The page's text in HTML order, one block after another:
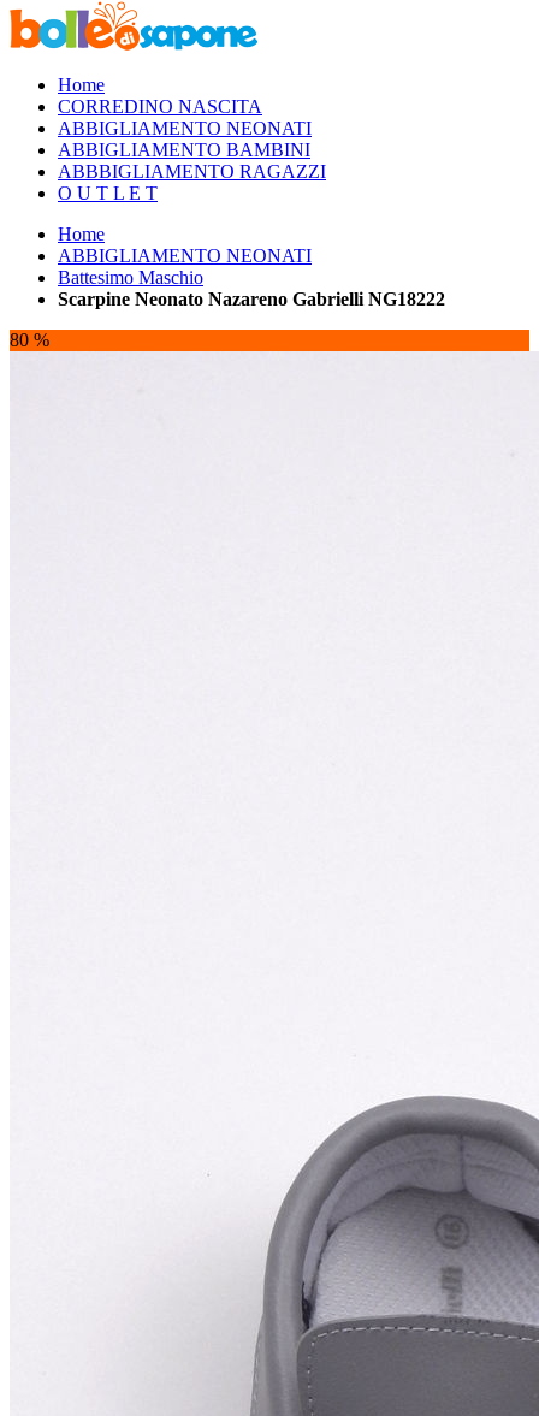
Home
CORREDINO NASCITA
ABBIGLIAMENTO NEONATI
ABBIGLIAMENTO BAMBINI
ABBBIGLIAMENTO RAGAZZI
O U T L E T
Home
ABBIGLIAMENTO NEONATI
Battesimo Maschio
Scarpine Neonato Nazareno Gabrielli NG18222
80 %